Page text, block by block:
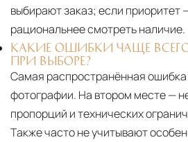
выбирают заказ; если приоритет
рациональнее смотреть наличие.
КАКИЕ ОШИБКИ ЧАЩЕ
ПРИ ВЫБОРЕ?
Самая распространённая
фотографии. На втором месте —
пропорций и технических
Также часто не учитывают